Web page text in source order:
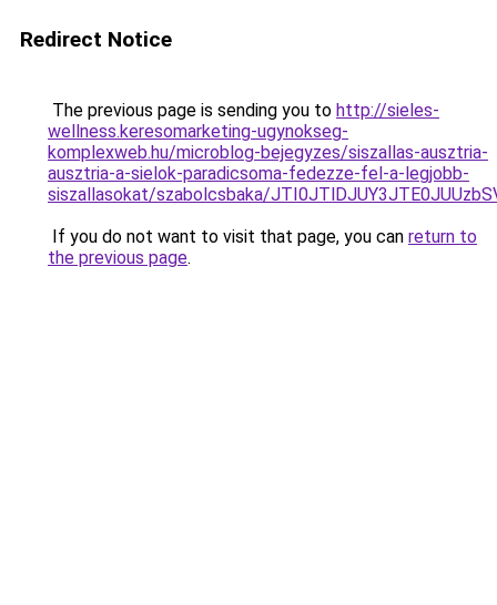
Redirect Notice
The previous page is sending you to http://sieles-
wellness.keresomarketing-ugynokseg-
komplexweb.hu/microblog-bejegyzes/siszallas-ausztria-
ausztria-a-sielok-paradicsoma-fedezze-fel-a-legjobb-
siszallasokat/szabolcsbaka/
If you do not want to visit that page, you can return to
the previous page.